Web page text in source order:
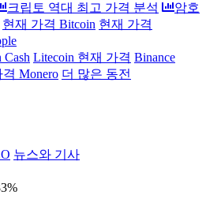
크립토 역대 최고 가격 분석
암호
현재 가격 Bitcoin 현재 가격
Litecoin 현재 가격 Binance
Monero 더 많은 동전
뉴스와 기사